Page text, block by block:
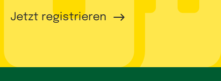
Jetzt registrieren